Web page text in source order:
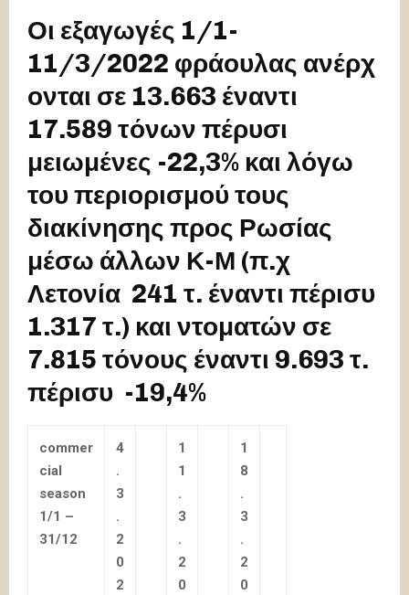
Οι εξαγωγές 1/1-
11/3/2022 φράουλας ανέρχ
ονται σε 13.663 έναντι
17.589 τόνων πέρυσι
μειωμένες -22,3% και λόγω
του περιορισμού τους
διακίνησης προς Ρωσίας
μέσω άλλων Κ-Μ (π.χ
Λετονία 241 τ. έναντι πέρισυ
1.317 τ.) και ντοματών σε
7.815 τόνους έναντι 9.693 τ.
πέρισυ -19,4%
commer
cial
season
1/1 –
31/12
4
.
3
.
2
0
2
1
1
.
3
.
2
0
1
8
.
3
.
2
0